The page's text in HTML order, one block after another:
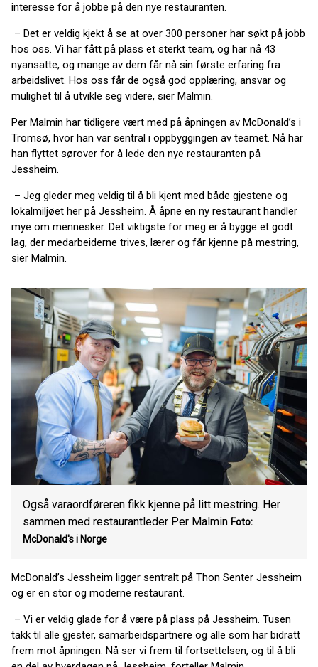
interesse for å jobbe på den nye restauranten.
– Det er veldig kjekt å se at over 300 personer har søkt på jobb
hos oss. Vi har fått på plass et sterkt team, og har nå 43
nyansatte, og mange av dem får nå sin første erfaring fra
arbeidslivet. Hos oss får de også god opplæring, ansvar og
mulighet til å utvikle seg videre, sier Malmin.
Per Malmin har tidligere vært med på åpningen av McDonald’s i
Tromsø, hvor han var sentral i oppbyggingen av teamet. Nå har
han flyttet sørover for å lede den nye restauranten på
Jessheim.
– Jeg gleder meg veldig til å bli kjent med både gjestene og
lokalmiljøet her på Jessheim. Å åpne en ny restaurant handler
mye om mennesker. Det viktigste for meg er å bygge et godt
lag, der medarbeiderne trives, lærer og får kjenne på mestring,
sier Malmin.
Også varaordføreren fikk kjenne på litt mestring. Her
sammen med restaurantleder Per Malmin Foto:
McDonald's i Norge
McDonald’s Jessheim ligger sentralt på Thon Senter Jessheim
og er en stor og moderne restaurant.
– Vi er veldig glade for å være på plass på Jessheim. Tusen
takk til alle gjester, samarbeidspartnere og alle som har bidratt
frem mot åpningen. Nå ser vi frem til fortsettelsen, og til å bli